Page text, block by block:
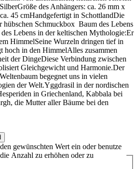
des Anhängers: ca. 26 mm x
45 cmHandgefertigt in SchottlandDie
Schmuckbox Baum des Lebens
Lebens in der keltischen Mythologie:Er
HimmelSeine Wurzeln dringen tief in
hoch in den HimmelAlles zusammen
der DingeDiese Verbindung zwischen
Gleichgewicht und Harmonie.Der
begegnet uns in vielen
der Welt.Yggdrasil in der nordischen
in Griechenland, Kabbala bei
die Mutter aller Bäume bei den
gewünschten Wert ein oder benutze
Anzahl zu erhöhen oder zu